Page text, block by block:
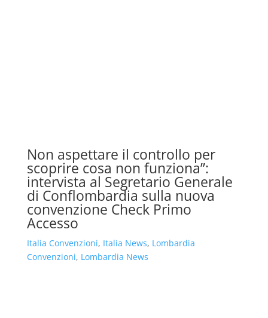
Non aspettare il controllo per
scoprire cosa non funziona”:
intervista al Segretario Generale
di Conflombardia sulla nuova
convenzione Check Primo
Accesso
Italia Convenzioni, Italia News, Lombardia
Convenzioni, Lombardia News